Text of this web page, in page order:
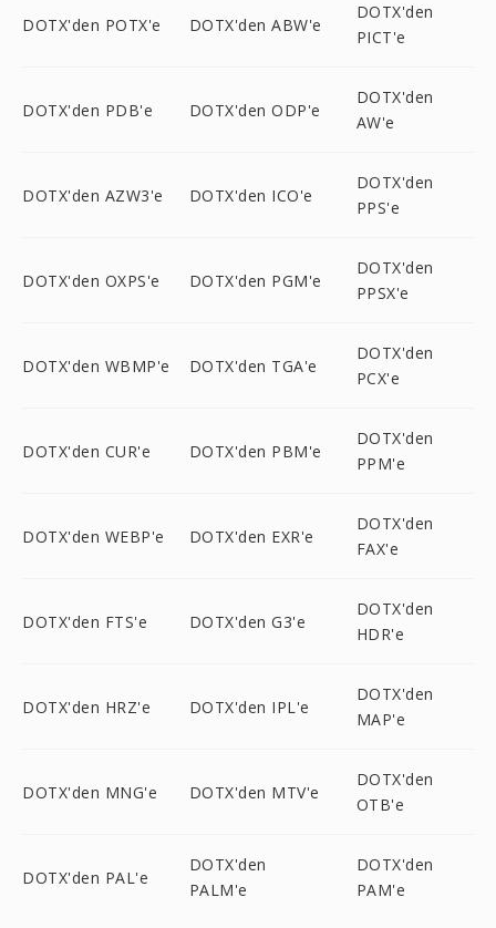
DOTX'den POTX'e DOTX'den ABW'e
DOTX'den
PICT'e
DOTX'den PDB'e DOTX'den ODP'e
DOTX'den
AW'e
DOTX'den AZW3'e DOTX'den ICO'e
DOTX'den
PPS'e
DOTX'den OXPS'e DOTX'den PGM'e
DOTX'den
PPSX'e
DOTX'den WBMP'e DOTX'den TGA'e
DOTX'den
PCX'e
DOTX'den CUR'e DOTX'den PBM'e
DOTX'den
PPM'e
DOTX'den WEBP'e DOTX'den EXR'e
DOTX'den
FAX'e
DOTX'den FTS'e DOTX'den G3'e
DOTX'den
HDR'e
DOTX'den HRZ'e DOTX'den IPL'e
DOTX'den
MAP'e
DOTX'den MNG'e DOTX'den MTV'e
DOTX'den
OTB'e
DOTX'den PAL'e
DOTX'den
PALM'e
DOTX'den
PAM'e